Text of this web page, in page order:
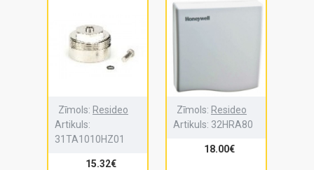
Zīmols: Resideo
Artikuls:
31TA1010HZ01
15.32€
Zīmols: Resideo
Artikuls: 32HRA80
18.00€